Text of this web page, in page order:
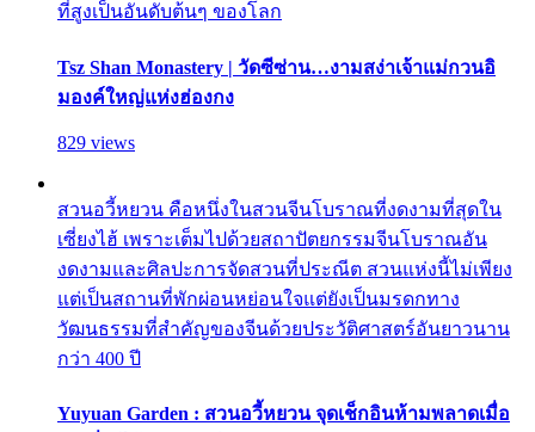
ที่สูงเป็นอันดับต้นๆ ของโลก
Tsz Shan Monastery | วัดซีซ่าน…งามสง่าเจ้าแม่กวนอิ
มองค์ใหญ่แห่งฮ่องกง
829 views
สวนอวี้หยวน คือหนึ่งในสวนจีนโบราณที่งดงามที่สุดใน
เซี่ยงไฮ้ เพราะเต็มไปด้วยสถาปัตยกรรมจีนโบราณอัน
งดงามและศิลปะการจัดสวนที่ประณีต สวนแห่งนี้ไม่เพียง
แต่เป็นสถานที่พักผ่อนหย่อนใจแต่ยังเป็นมรดกทาง
วัฒนธรรมที่สำคัญของจีนด้วยประวัติศาสตร์อันยาวนาน
กว่า 400 ปี
Yuyuan Garden : สวนอวี้หยวน จุดเช็กอินห้ามพลาดเมื่อ